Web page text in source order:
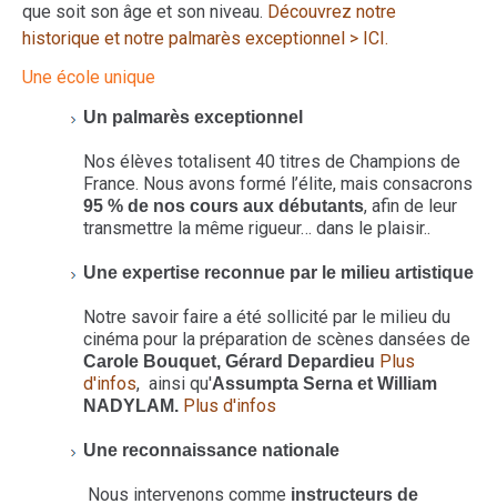
que soit son âge et son niveau. Découvrez notre
historique et notre palmarès exceptionnel > ICI.
Une école unique
Un palmarès exceptionnel
Nos élèves totalisent 40 titres de Champions de
France. Nous avons formé l’élite, mais consacrons
95 % de nos cours aux débutants, afin de leur
transmettre la même rigueur… dans le plaisir..
Une expertise reconnue par le milieu artistique
Notre savoir faire a été sollicité par le milieu du
cinéma pour la préparation de scènes dansées de
Carole Bouquet, Gérard Depardieu Plus
d'infos, ainsi qu'Assumpta Serna et William
NADYLAM. Plus d'infos
Une reconnaissance nationale
Nous intervenons comme instructeurs de